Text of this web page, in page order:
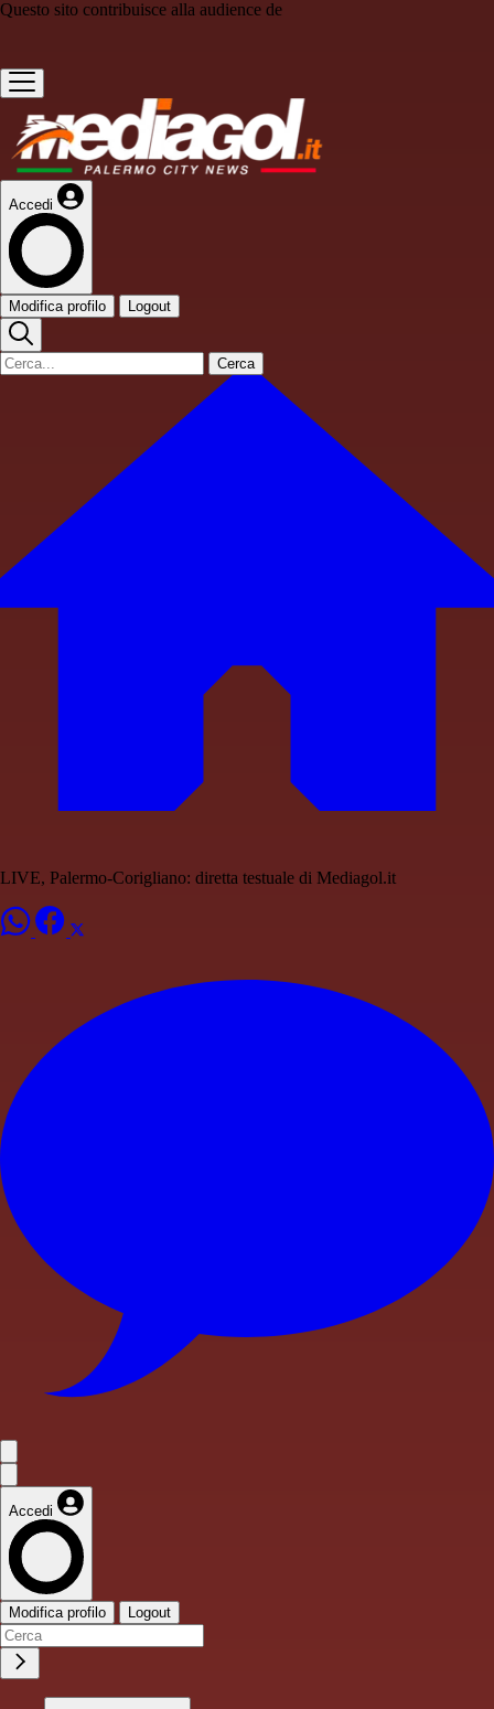
Questo sito contribuisce alla audience de
Accedi
Modifica profilo Logout
Cerca
LIVE, Palermo-Corigliano: diretta testuale di Mediagol.it
Accedi
Modifica profilo Logout